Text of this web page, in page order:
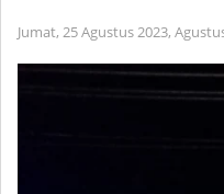
Jumat, 25 Agustus 2023,